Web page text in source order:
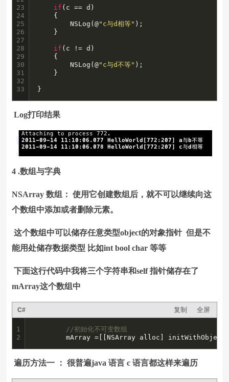
23
24
25
26
27
28
29
30
31
32
33
if (c == d)
    {
        NSLog(@
"c与d相等" );
    }
if (c != d)
    {
        NSLog(@
"c与d不等" );
    }
}
Log打印结果
4 .数组与字典
NSArray 数组： 使用它创建数组后，就不可以继续向这
个数组中添加或者删除元素。
这个数组中可以储存任意类型object的对象指针 但是不
能用处储存数据类型 比如int bool char 等等
下面这行代码中我将三个字符串和self 指针储存在了
mArray这个数组中
C# 复制 全屏
1
2
//初始化不可变数组
mArray =[[NSArray alloc]
遍历方法一 ： 很普遍java 语言 c 语言都这样来遍历